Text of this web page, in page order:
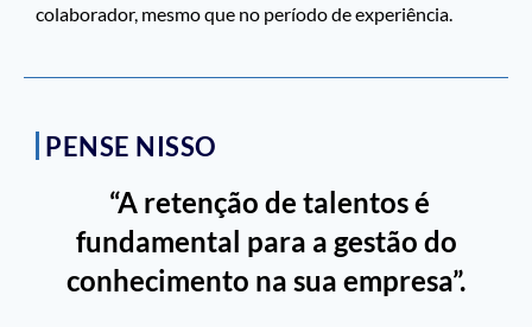
colaborador, mesmo que no período de experiência.
PENSE NISSO
“A retenção de talentos é
fundamental para a gestão do
conhecimento na sua empresa”.